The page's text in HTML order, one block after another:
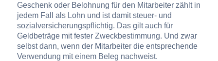
Geschenk oder Belohnung für den Mitarbeiter zählt in
jedem Fall als Lohn und ist damit steuer- und
sozialversicherungspflichtig. Das gilt auch für
Geldbeträge mit fester Zweckbestimmung. Und zwar
selbst dann, wenn der Mitarbeiter die entsprechende
Verwendung mit einem Beleg nachweist.